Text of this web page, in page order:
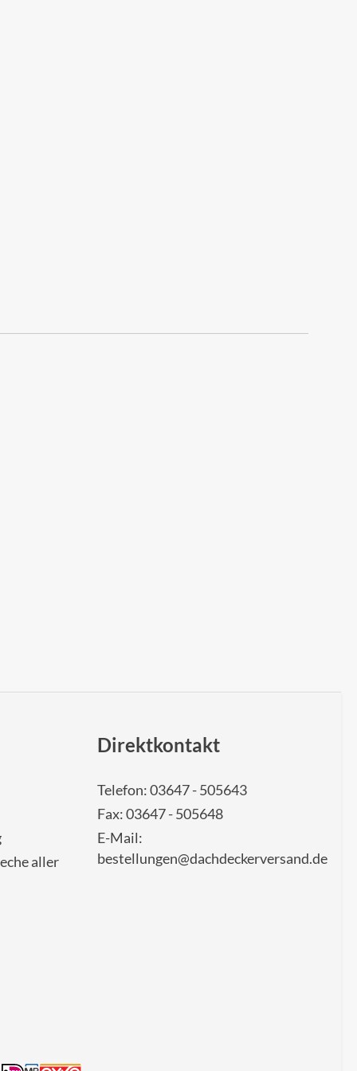
aller
Direktkontakt
Telefon: 03647 - 505643
Fax: 03647 - 505648
E-Mail:
bestellungen@dachdeckerversand.de